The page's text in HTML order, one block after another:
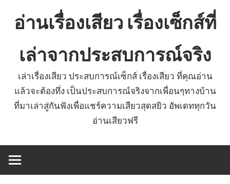
อ่านเรื่องเสียว เรื่องเซ็กส์ที่
เล่าจากประสบการณ์จริง
เล่าเรื่องเสียว ประสบการณ์เซ็กส์ เรื่องเสียว ที่คุณอ่าน
แล้วจะต้องทึ่ง เป็นประสบการณ์จริงจากเพื่อนๆทางบ้าน
ที่มาเล่าสู่กันฟังเพื่อแชร์ความเสียวสุดสยิว อัพเดททุกวัน
อ่านเสียวฟรี